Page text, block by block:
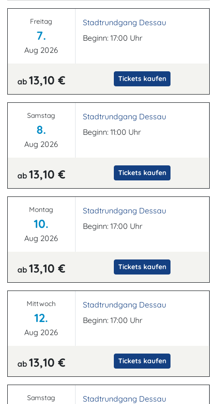
Freitag
7.
Aug 2026
Stadtrundgang Dessau
Beginn: 17:00 Uhr
ab 13,10 € Tickets kaufen
Samstag
8.
Aug 2026
Stadtrundgang Dessau
Beginn: 11:00 Uhr
ab 13,10 € Tickets kaufen
Montag
10.
Aug 2026
Stadtrundgang Dessau
Beginn: 17:00 Uhr
ab 13,10 € Tickets kaufen
Mittwoch
12.
Aug 2026
Stadtrundgang Dessau
Beginn: 17:00 Uhr
ab 13,10 € Tickets kaufen
Samstag
Stadtrundgang Dessau